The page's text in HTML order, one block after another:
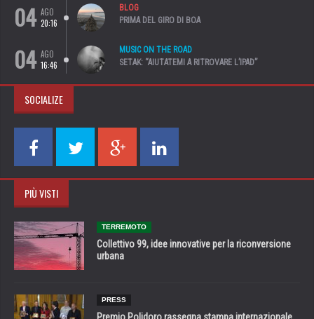
04 AGO
20:16
BLOG
PRIMA DEL GIRO DI BOA
04 AGO
16:46
MUSIC ON THE ROAD
SETAK: “AIUTATEMI A RITROVARE L’IPAD”
SOCIALIZE
PIÙ VISTI
TERREMOTO
Collettivo 99, idee innovative per la riconversione
urbana
PRESS